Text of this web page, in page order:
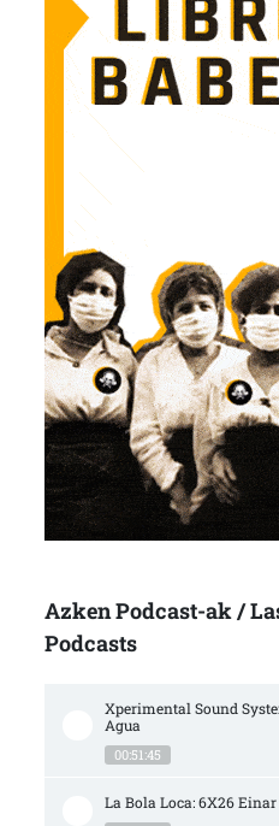
Azken Podcast-ak /
Podcasts
Xperimental Sound
Agua
00:51:45
La Bola Loca: 6X26 Einar